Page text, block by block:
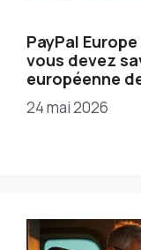
PayPal
vous devez
européenne
24 mai 2026